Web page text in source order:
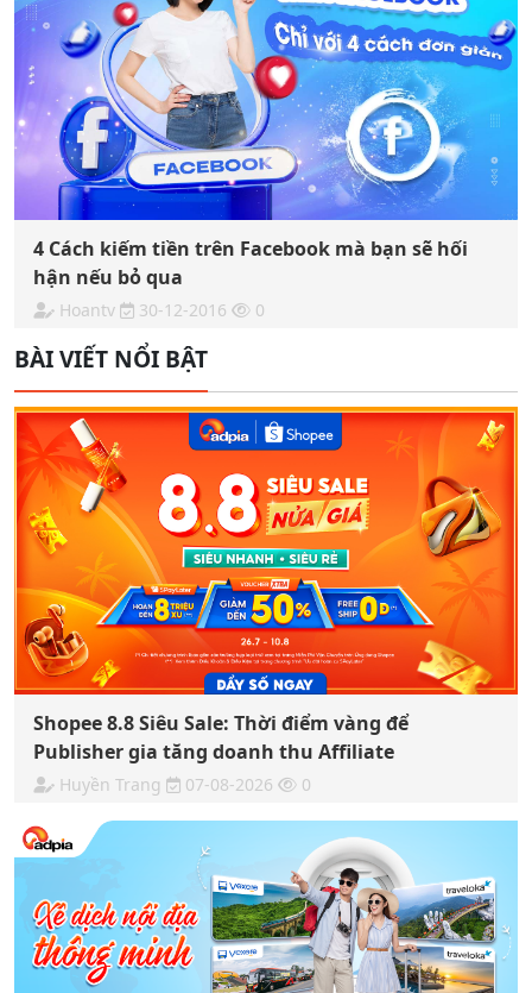
4 Cách kiếm tiền trên Facebook mà bạn sẽ hối
hận nếu bỏ qua
Hoantv 30-12-2016 0
BÀI VIẾT NỔI BẬT
Shopee 8.8 Siêu Sale: Thời điểm vàng để
Publisher gia tăng doanh thu Affiliate
Huyền Trang 07-08-2026 0